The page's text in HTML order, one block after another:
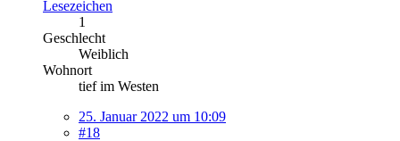
Lesezeichen
1
Geschlecht
Weiblich
Wohnort
tief im Westen
25. Januar 2022 um 10:09
#18